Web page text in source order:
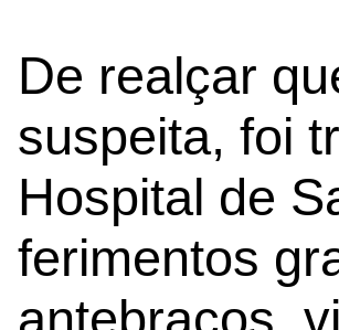
De realçar
suspeita, foi
Hospital de
ferimentos